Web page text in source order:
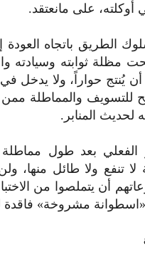
أوكلته، على مانعتقد.‏
الطريق باتجاه
مظلة ثوابته وسيادته
يُنتج حواراً، ولا يدخل
والمماطلة ممن
لحديث المنابر.‏
الفعلي بعد طول
لا تنفع ولا طائل منها،
أن يتملصوا من
مشروخة» فاقدة